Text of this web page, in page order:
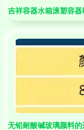
吉祥容器水箱滚塑容
无铅耐酸碱玻璃颜料